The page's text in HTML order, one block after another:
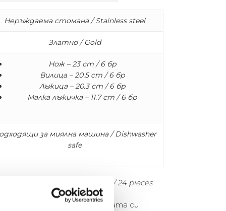
Неръждаема стомана / Stainless steel
Златно / Gold
Нож – 23 cm / 6 бр
Вилица – 20.5 cm / 6 бр
Лъжица – 20.3 cm / 6 бр
Малка лъжичка – 11.7 cm / 6 бр
за миялна машина / Dishwasher
safe
кутия за съхранение / 24 pieces
се отличава с елегантната си